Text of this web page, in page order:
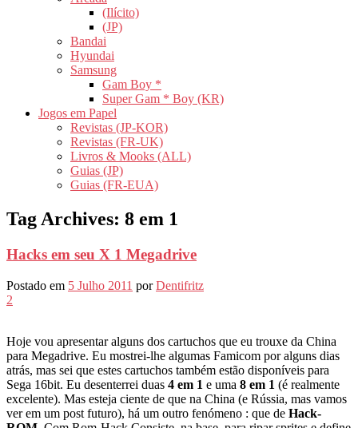
(Ilícito)
(JP)
Bandai
Hyundai
Samsung
Gam Boy *
Super Gam * Boy (KR)
Jogos em Papel
Revistas (JP-KOR)
Revistas (FR-UK)
Livros & Mooks (ALL)
Guias (JP)
Guias (FR-EUA)
Tag Archives: 8 em 1
Hacks em seu X 1 Megadrive
Postado em 5 Julho 2011 porDentifritz
2
Hoje vou apresentar alguns dos cartuchos que eu trouxe da China
para Megadrive. Eu mostrei-lhe algumas Famicom por alguns dias
atrás, mas sei que estes cartuchos também estão disponíveis para
Sega 16bit. Eu desenterrei duas 4 em 1 e uma 8 em 1 (é realmente
excelente). Mas esteja ciente de que na China (e Rússia, mas vamos
ver em um post futuro), há um outro fenómeno : que de Hack-